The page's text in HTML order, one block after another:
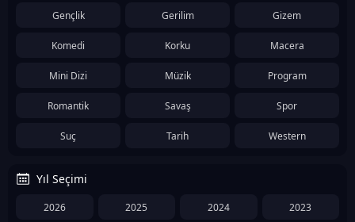
Gençlik Gerilim Gizem
Komedi Korku Macera
Mini Dizi Müzik Program
Romantik Savaş Spor
Suç Tarih Western
Yıl Seçimi
2026 2025 2024 2023